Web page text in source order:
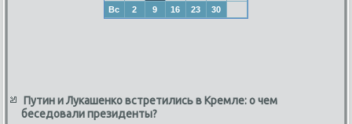
Вс
2 9 16 23 30
Путин и Лукашенко встретились в Кремле: о чем
беседовали президенты?